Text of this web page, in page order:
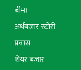
बीमा
अर्थबजार स्टोरी
प्रवास
शेयर बजार